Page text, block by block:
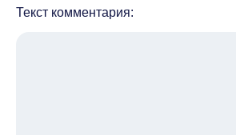
Текст комментария: